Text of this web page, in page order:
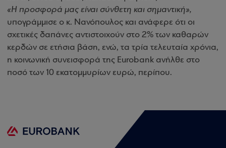
«Η προσφορά μας είναι σύνθετη και σημαντική»,
υπογράμμισε ο κ. Νανόπουλος και ανάφερε ότι οι
σχετικές δαπάνες αντιστοιχούν στο 2% των καθαρών
κερδών σε ετήσια βάση, ενώ, τα τρία τελευταία χρόνια,
η κοινωνική συνεισφορά της Eurobank ανήλθε στο
ποσό των 10 εκατομμυρίων ευρώ, περίπου.